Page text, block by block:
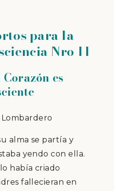
para la
Nro 11
es
alma se partía y
yendo con ella.
había criado
fallecieran en